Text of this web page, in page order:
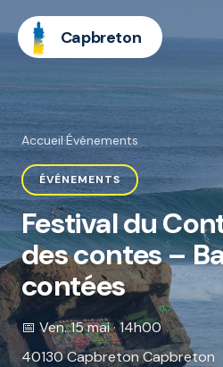
Capbreton
Accueil·Événements
ÉVÉNEMENTS
Festival du
des contes –
contées
📅 Ven. 15 mai · 14h00
40130 Capbreton Capbreton